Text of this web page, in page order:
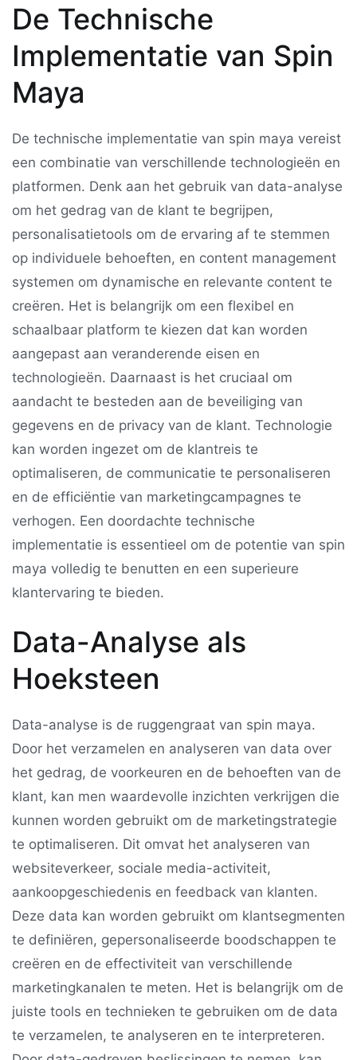
De Technische
Implementatie van Spin
Maya
De technische implementatie van spin maya vereist
een combinatie van verschillende technologieën en
platformen. Denk aan het gebruik van data-analyse
om het gedrag van de klant te begrijpen,
personalisatietools om de ervaring af te stemmen
op individuele behoeften, en content management
systemen om dynamische en relevante content te
creëren. Het is belangrijk om een flexibel en
schaalbaar platform te kiezen dat kan worden
aangepast aan veranderende eisen en
technologieën. Daarnaast is het cruciaal om
aandacht te besteden aan de beveiliging van
gegevens en de privacy van de klant. Technologie
kan worden ingezet om de klantreis te
optimaliseren, de communicatie te personaliseren
en de efficiëntie van marketingcampagnes te
verhogen. Een doordachte technische
implementatie is essentieel om de potentie van spin
maya volledig te benutten en een superieure
klantervaring te bieden.
Data-Analyse als
Hoeksteen
Data-analyse is de ruggengraat van spin maya.
Door het verzamelen en analyseren van data over
het gedrag, de voorkeuren en de behoeften van de
klant, kan men waardevolle inzichten verkrijgen die
kunnen worden gebruikt om de marketingstrategie
te optimaliseren. Dit omvat het analyseren van
websiteverkeer, sociale media-activiteit,
aankoopgeschiedenis en feedback van klanten.
Deze data kan worden gebruikt om klantsegmenten
te definiëren, gepersonaliseerde boodschappen te
creëren en de effectiviteit van verschillende
marketingkanalen te meten. Het is belangrijk om de
juiste tools en technieken te gebruiken om de data
te verzamelen, te analyseren en te interpreteren.